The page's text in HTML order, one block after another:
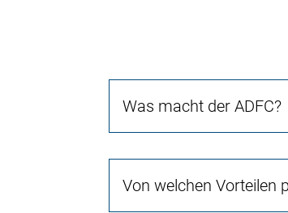
Was macht der ADFC?
Von welchen Vorteilen